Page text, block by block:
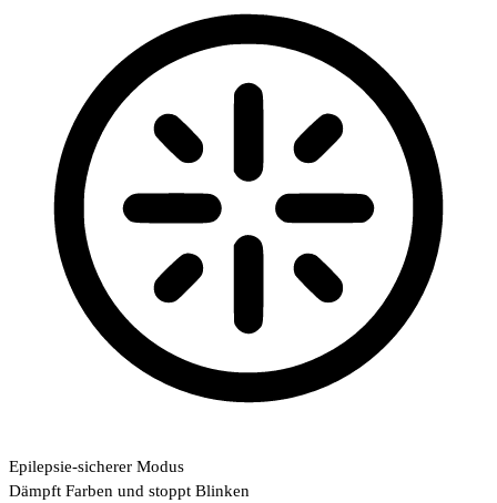
Epilepsie-sicherer Modus
Dämpft Farben und stoppt Blinken